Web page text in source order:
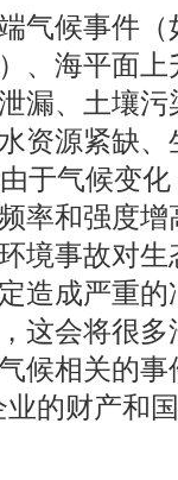
气候事件
、海平面
漏、土壤
资源紧缺
于气候变
率和强度
境事故对
造成严重
这会将很
候相关的事
的财产和